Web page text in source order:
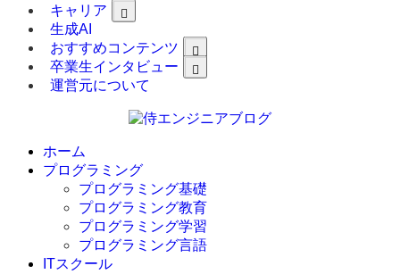
キャリア
生成AI
おすすめコンテンツ
卒業生インタビュー
運営元について
ホーム
プログラミング
プログラミング基礎
プログラミング教育
プログラミング学習
プログラミング言語
ITスクール